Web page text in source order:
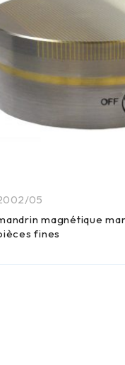
05
magnétique
fines